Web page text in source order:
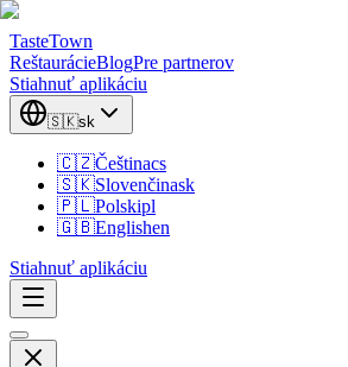
TasteTown
ReštaurácieBlogPre partnerov
Stiahnuť aplikáciu
🇸🇰sk
🇨🇿Češtinacs
🇸🇰Slovenčinask
🇵🇱Polskipl
🇬🇧Englishen
Stiahnuť aplikáciu